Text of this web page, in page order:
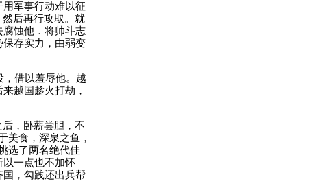
军事行动难以征
后再行攻取。就
蚀他．将帅斗志
存实力，由弱变
借以羞辱他。越
越国趁火打劫，
，卧薪尝胆，不
美食，深泉之鱼，
选了两名绝代佳
以一点也不加怀
，勾践还出兵帮